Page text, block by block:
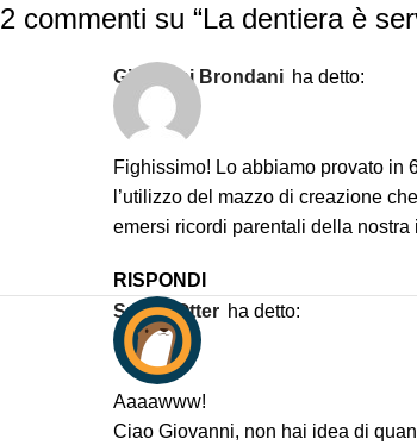
2 commenti su “La dentiera è
Giovanni Brondani ha detto:
Fighissimo! Lo abbiamo provato in
l’utilizzo del mazzo di creazione
emersi ricordi parentali della nostra
RISPONDI
Space Otter ha detto:
Aaaawww!
Ciao Giovanni, non hai idea di